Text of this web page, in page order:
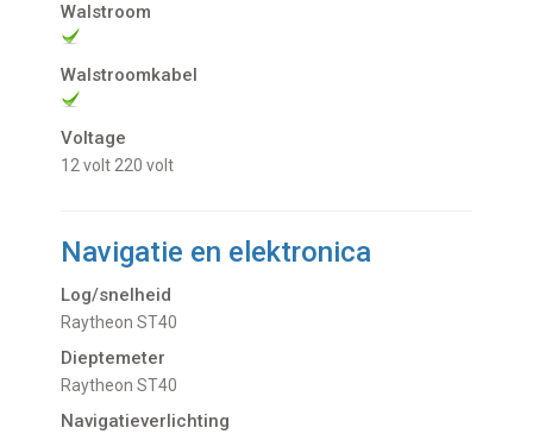
Walstroom
Walstroomkabel
Voltage
12 volt 220 volt
Navigatie en elektronica
Log/snelheid
Raytheon ST40
Dieptemeter
Raytheon ST40
Navigatieverlichting